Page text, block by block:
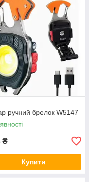
ручний брелок W5147
₴
Купити